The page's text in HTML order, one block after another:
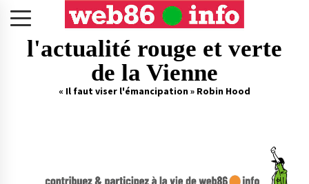
l'actualité rouge et verte
de la Vienne
« Il faut viser l'émancipation » Robin Hood